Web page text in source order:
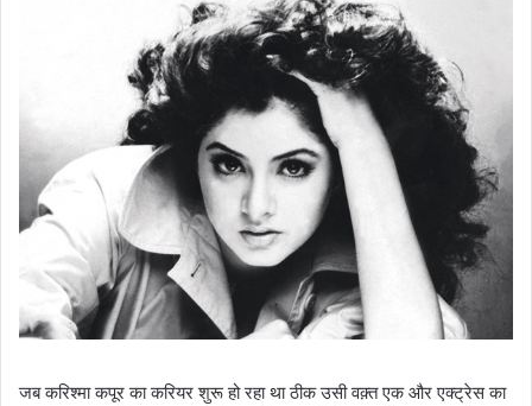
जब करिश्मा कपूर का करियर शुरू हो रहा था ठीक उसी वक़्त एक और एक्ट्रेस का